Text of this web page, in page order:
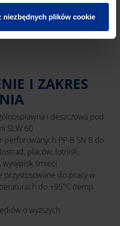
niezbędnych plików cookie
I ZAKRES
i deszczowa pod
SLW 60
perforowanych PP-B SN 8 do
placów, lotnisk,
śmieci
przystosowane do pracy w
do +95°C (temp.
o wyższych